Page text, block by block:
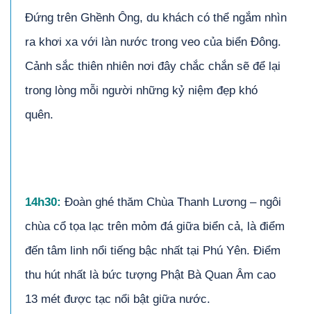
Đứng trên Ghềnh Ông, du khách có thể ngắm nhìn
ra khơi xa với làn nước trong veo của biển Đông.
Cảnh sắc thiên nhiên nơi đây chắc chắn sẽ để lại
trong lòng mỗi người những kỷ niệm đẹp khó
quên.
14h30: Đoàn ghé thăm Chùa Thanh Lương – ngôi
chùa cổ tọa lạc trên mỏm đá giữa biển cả, là điểm
đến tâm linh nổi tiếng bậc nhất tại Phú Yên. Điểm
thu hút nhất là bức tượng Phật Bà Quan Âm cao
13 mét được tạc nổi bật giữa nước.